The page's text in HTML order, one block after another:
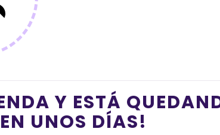
Y ESTÁ
UNOS DÍAS!